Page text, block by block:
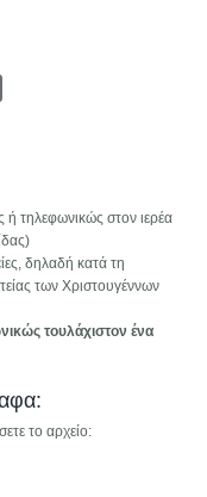
ή τηλεφωνικώς στον ιερέα
δηλαδή κατά τη
των Χριστουγέννων
τουλάχιστον ένα
το αρχείο: